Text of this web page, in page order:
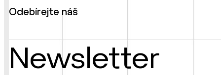
Odebírejte náš
Newsletter